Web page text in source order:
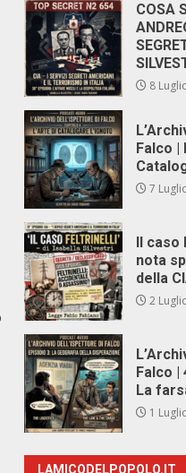
COSA
8
Falco |
7
Il caso
nota
della
2
Falco |
La
1
LAMICODELPOPOLO.IT